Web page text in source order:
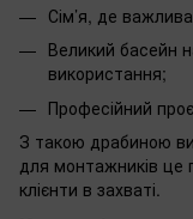
Сім’я, де важлива
Великий басейн
використання;
Професійний
З такою драбиною
для монтажників це
клієнти в захваті.